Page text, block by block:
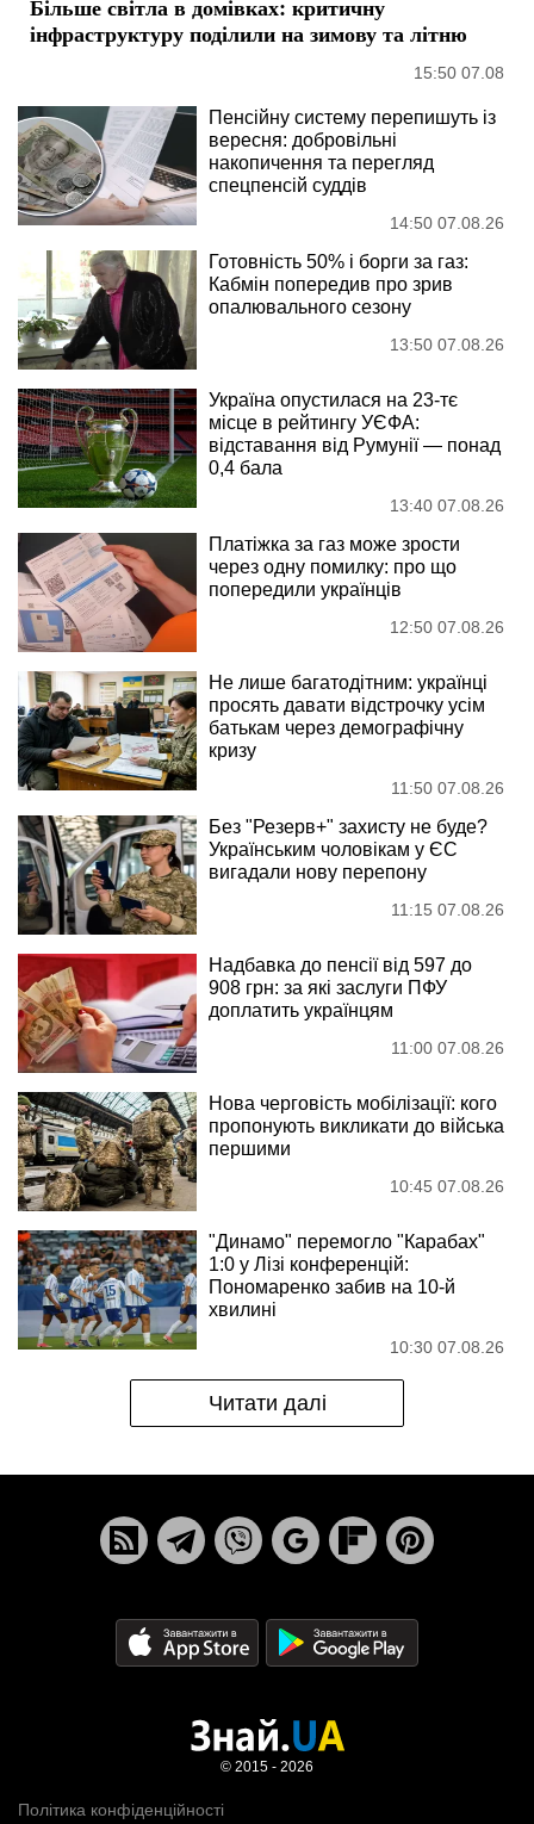
Більше світла в домівках: критичну
інфраструктуру поділили на зимову та літню
15:50 07.08
Пенсійну систему перепишуть із
вересня: добровільні
накопичення та перегляд
спецпенсій суддів
14:50 07.08.26
Готовність 50% і борги за газ:
Кабмін попередив про зрив
опалювального сезону
13:50 07.08.26
Україна опустилася на 23-тє
місце в рейтингу УЄФА:
відставання від Румунії — понад
0,4 бала
13:40 07.08.26
Платіжка за газ може зрости
через одну помилку: про що
попередили українців
12:50 07.08.26
Не лише багатодітним: українці
просять давати відстрочку усім
батькам через демографічну
кризу
11:50 07.08.26
Без "Резерв+" захисту не буде?
Українським чоловікам у ЄС
вигадали нову перепону
11:15 07.08.26
Надбавка до пенсії від 597 до
908 грн: за які заслуги ПФУ
доплатить українцям
11:00 07.08.26
Нова черговість мобілізації: кого
пропонують викликати до війська
першими
10:45 07.08.26
"Динамо" перемогло "Карабах"
1:0 у Лізі конференцій:
Пономаренко забив на 10-й
хвилині
10:30 07.08.26
Читати далі
Політика конфіденційності
© 2015 - 2026